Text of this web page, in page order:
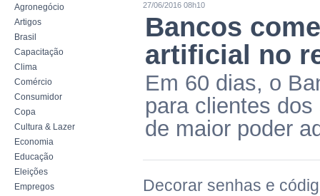
Agronegócio
Artigos
Brasil
Capacitação
Clima
Comércio
Consumidor
Copa
Cultura & Lazer
Economia
Educação
Eleições
Empregos
27/06/2016 08h10
Bancos
artificial no
Em 60 dias, o
para clientes
de maior poder
Decorar senhas e